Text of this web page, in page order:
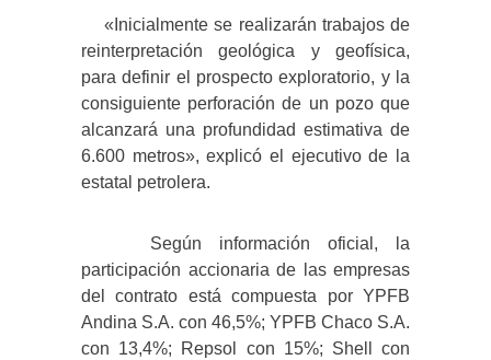
«Inicialmente se realizarán trabajos de
reinterpretación geológica y geofísica,
para definir el prospecto exploratorio, y la
consiguiente perforación de un pozo que
alcanzará una profundidad estimativa de
6.600 metros», explicó el ejecutivo de la
estatal petrolera.
Según información oficial, la
participación accionaria de las empresas
del contrato está compuesta por YPFB
Andina S.A. con 46,5%; YPFB Chaco S.A.
con 13,4%; Repsol con 15%; Shell con